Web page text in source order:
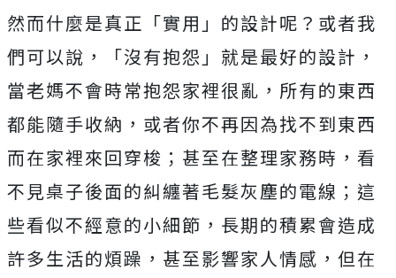
然而什麼是真正「實用」的設計呢？或者我
們可以說，「沒有抱怨」就是最好的設計，
當老媽不會時常抱怨家裡很亂，所有的東西
都能隨手收納，或者你不再因為找不到東西
而在家裡來回穿梭；甚至在整理家務時，看
不見桌子後面的糾纏著毛髮灰塵的電線；這
些看似不經意的小細節，長期的積累會造成
許多生活的煩躁，甚至影響家人情感，但在